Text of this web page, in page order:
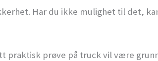
Har du ikke mulighet til det,
praktisk prøve på truck vil være